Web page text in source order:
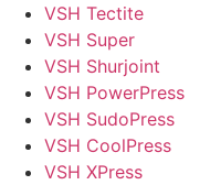
VSH Tectite
VSH Super
VSH Shurjoint
VSH PowerPress
VSH SudoPress
VSH CoolPress
VSH XPress